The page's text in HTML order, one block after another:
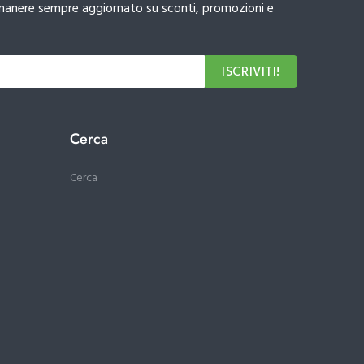
sempre aggiornato su sconti, promozioni e
ISCRIVITI!
Cerca
Cerca